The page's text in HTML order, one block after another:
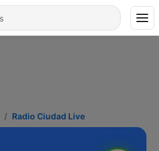
Radio Ciudad Live